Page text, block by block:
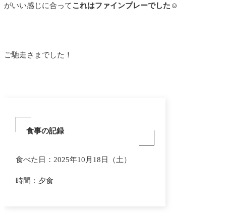
がいい感じに合ってこれはファインプレーでした☺️
ご馳走さまでした！
食事の記録
食べた日：2025年10月18日（土）
時間：夕食